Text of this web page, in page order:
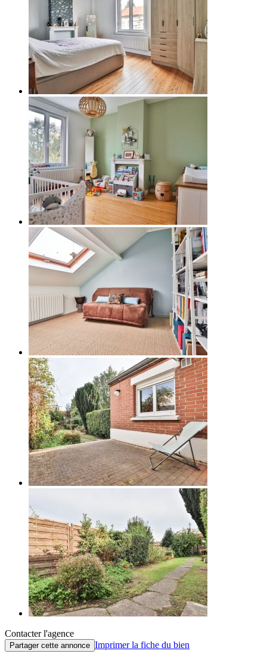
Contacter l'agence
Partager cette annonce Imprimer la fiche du bien